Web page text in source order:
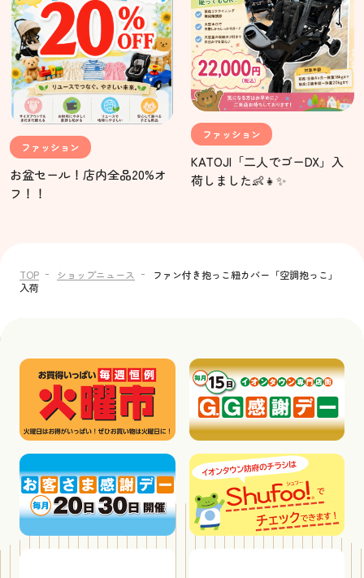
ファッション
お盆セール！店内全品20%オ
フ！！
ファッション
KATOJI「二人でゴーDX」入
荷しました👶👧✨
TOP ショップニュース
ファン付き抱っこ紐カバー「空調抱っこ」
入荷